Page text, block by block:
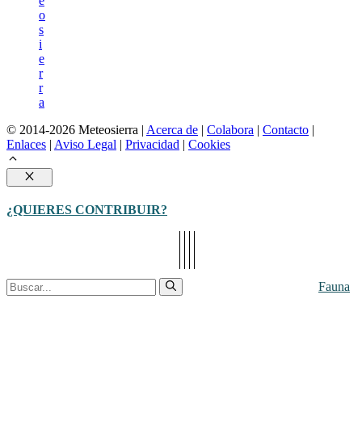
Fauna
o
s
i
e
r
r
a
© 2014-2026 Meteosierra | Acerca de | Colabora | Contacto |
Enlaces | Aviso Legal | Privacidad | Cookies
Cerrar
¿QUIERES CONTRIBUIR?
Buscar: